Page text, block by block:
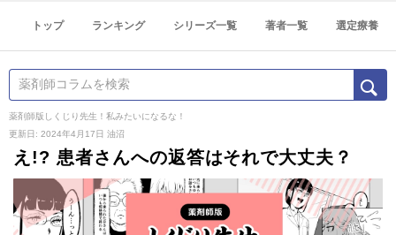
トップ ランキング シリーズ一覧 著者一覧 選定療養
薬剤師版しくじり先生！私みたいになるな！
更新日: 2024年4月17日 油沼
え!? 患者さんへの返答はそれで大丈夫？